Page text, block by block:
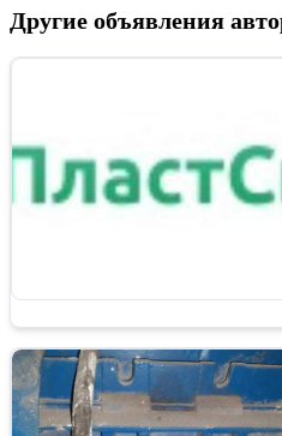
Другие объявления